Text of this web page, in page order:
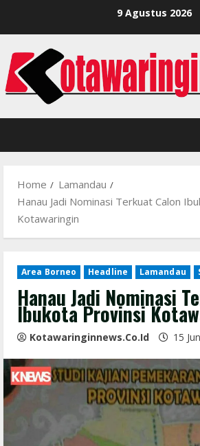
9 Agustus 2026
Home
Lamandau
Hanau Jadi Nominasi Terkuat Calon
Kotawaringin
Area Borneo Headline Lamandau
Hanau Jadi Nominasi
Ibukota Provinsi
Kotawaringinnews.co.id 15